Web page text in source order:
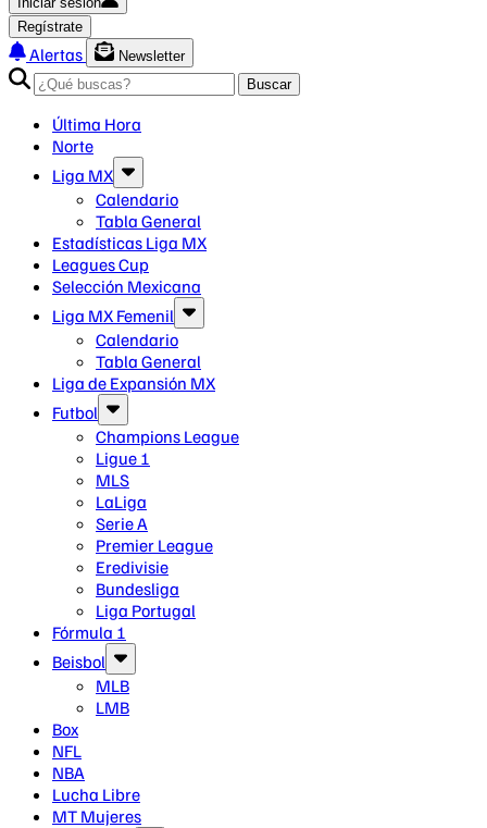
Regístrate
Alertas
Newsletter
Buscar
Última Hora
Norte
Liga MX
Calendario
Tabla General
Estadísticas Liga MX
Leagues Cup
Selección Mexicana
Liga MX Femenil
Calendario
Tabla General
Liga de Expansión MX
Futbol
Champions League
Ligue 1
MLS
LaLiga
Serie A
Premier League
Eredivisie
Bundesliga
Liga Portugal
Fórmula 1
Beisbol
MLB
LMB
Box
NFL
NBA
Lucha Libre
MT Mujeres